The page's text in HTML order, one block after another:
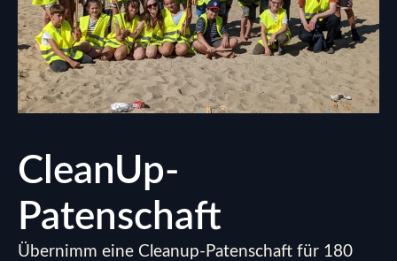
CleanUp-
Patenschaft
Übernimm eine Cleanup-Patenschaft für 180